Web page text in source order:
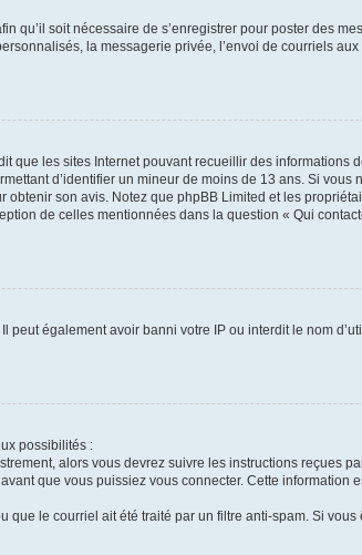
qu’il soit nécessaire de s’enregistrer pour poster des
la messagerie privée, l’envoi de courriels
que les sites Internet pouvant recueillir des informations
d’identifier un mineur de moins de 13 ans. Si vous
son avis. Notez que phpBB Limited et les
de celles mentionnées dans la question « Qui
peut également avoir banni votre IP ou interdit le nom
possibilités :
alors vous devrez suivre les instructions reçues
que vous puissiez vous connecter. Cette information
le courriel ait été traité par un filtre anti-spam. Si